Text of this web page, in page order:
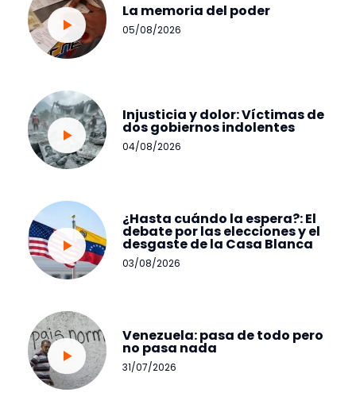
La memoria del poder
05/08/2026
Injusticia y dolor: Víctimas de
dos gobiernos indolentes
04/08/2026
¿Hasta cuándo la espera?: El
debate por las elecciones y el
desgaste de la Casa Blanca
03/08/2026
Venezuela: pasa de todo pero
no pasa nada
31/07/2026